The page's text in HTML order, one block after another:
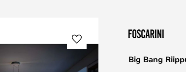
Big Bang